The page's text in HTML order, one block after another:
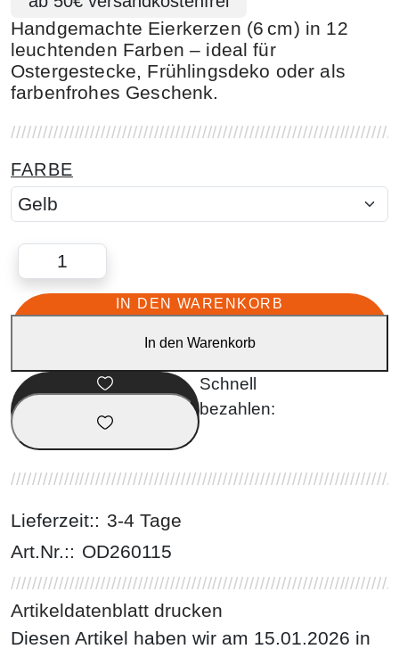
Handgemachte Eierkerzen (6 cm) in 12
leuchtenden Farben – ideal für
Ostergestecke, Frühlingsdeko oder als
farbenfrohes Geschenk.
FARBE
IN DEN WARENKORB
In den Warenkorb
Lieferzeit:: 3-4 Tage
Art.Nr.:: OD260115
Artikeldatenblatt drucken
Diesen Artikel haben wir am 15.01.2026 in